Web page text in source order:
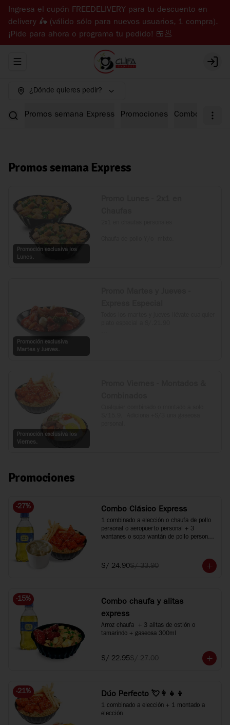
Ingresa el cupón FREEDELIVERY para tu descuento en
delivery 🛵 (válido sólo para nuevos usuarios, 1 compra).
¡Pide para ahora o programa tu pedido! 🍱🥟
Abrir menu de navegación Login
¿Dónde quieres pedir?
Promos semana Express Promociones Combos
Promos semana Express
Promoción exclusiva los
Lunes.
Promoción exclusiva
Martes y Jueves.
Promoción exclusiva los
Viernes.
Promociones
-27% Combo Clásico Express
1 combinado a elección o chaufa de pollo
personal o aeropuerto personal + 3
wantanes o sopa wantán de pollo personal
S/ 24.90S/ 33.90
-15%
Combo chaufa y alitas
express
Arroz chaufa  + 3 alitas de ostión o
tamarindo + gaseosa 300ml
S/ 22.95S/ 27.00
-21% Dúo Perfecto 💘👩‍👧‍👦
1 combinado a elección + 1 montado a
elección